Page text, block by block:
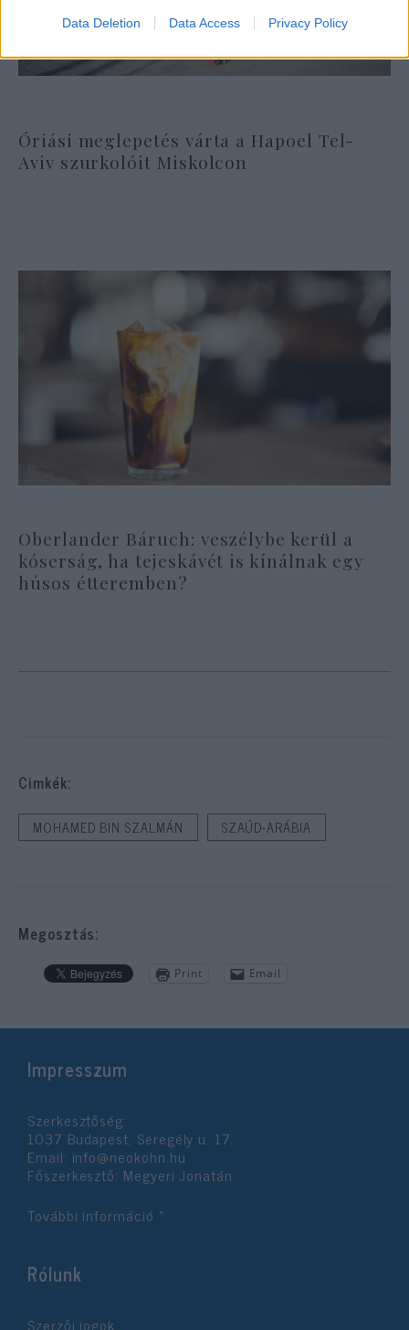
Data Deletion Data Access Privacy Policy
Óriási meglepetés várta a Hapoel Tel-
Aviv szurkolóit Miskolcon
Oberlander Báruch: veszélybe kerül a
kóserság, ha tejeskávét is kínálnak egy
húsos étteremben?
Cimkék:
MOHAMED BIN SZALMÁN SZAÚD-ARÁBIA
Megosztás:
Print Email
Impresszum
Szerkesztőség:
1037 Budapest, Seregély u. 17.
Email: info@neokohn.hu
Főszerkesztő: Megyeri Jonatán
További információ »
Rólunk
Szerzői jogok